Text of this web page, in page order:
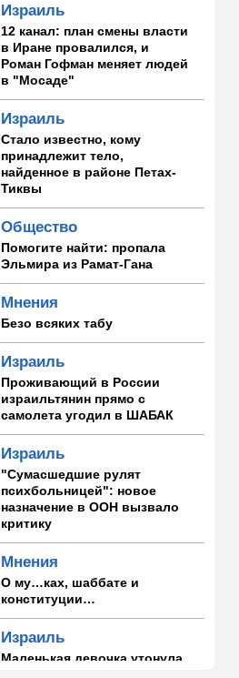
Израиль
12 канал: план смены власти
в Иране провалился, и
Роман Гофман меняет людей
в "Мосаде"
Израиль
Стало известно, кому
принадлежит тело,
найденное в районе Петах-
Тиквы
Общество
Помогите найти: пропала
Эльмира из Рамат-Гана
Мнения
Безо всяких табу
Израиль
Проживающий в России
израильтянин прямо с
самолета угодил в ШАБАК
Израиль
"Сумасшедшие рулят
психбольницей": новое
назначение в ООН вызвало
критику
Мнения
О му…ках, шаббате и
конституции…
Израиль
Маленькая девочка утонула